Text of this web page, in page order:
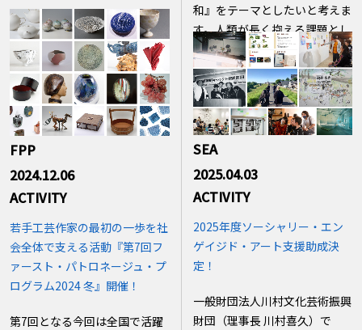
FPP
2024.12.06
ACTIVITY
若手工芸作家の最初の一歩を社
会全体で支える活動『第7回フ
ァースト・パトロネージュ・プ
ログラム2024 冬』開催！
第7回となる今回は全国で活躍
和』をテーマとしたいと考えま
す。人類が長く抱える課題とし
た『戦争と平和』に対し、ソー
シャリー・エンゲイジド・アー
トの取組みが、広く人々を精神
的に支え、励ますものになるこ
とを期待しています。
SEA
2025.04.03
ACTIVITY
2025年度ソーシャリー・エン
ゲイジド・アート支援助成決
定！
一般財団法人川村文化芸術振興
財団（理事長 川村喜久）で